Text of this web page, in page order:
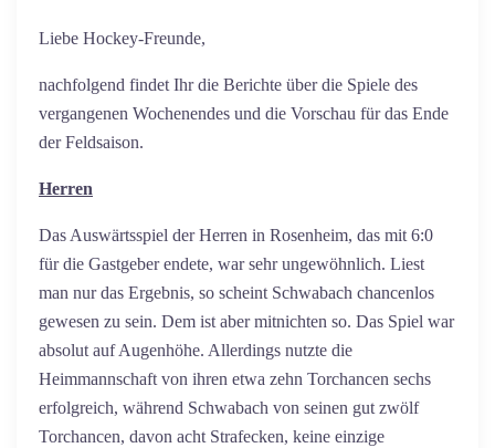
Liebe Hockey-Freunde,
nachfolgend findet Ihr die Berichte über die Spiele des
vergangenen Wochenendes und die Vorschau für das Ende
der Feldsaison.
Herren
Das Auswärtsspiel der Herren in Rosenheim, das mit 6:0
für die Gastgeber endete, war sehr ungewöhnlich. Liest
man nur das Ergebnis, so scheint Schwabach chancenlos
gewesen zu sein. Dem ist aber mitnichten so. Das Spiel war
absolut auf Augenhöhe. Allerdings nutzte die
Heimmannschaft von ihren etwa zehn Torchancen sechs
erfolgreich, während Schwabach von seinen gut zwölf
Torchancen, davon acht Strafecken, keine einzige